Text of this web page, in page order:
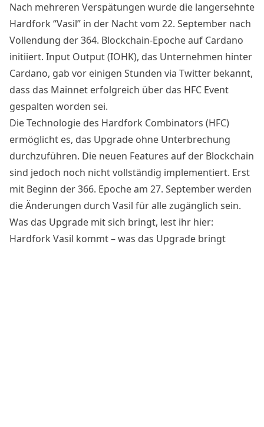
Nach mehreren Verspätungen wurde die langersehnte
Hardfork “Vasil” in der Nacht vom 22. September nach
Vollendung der 364. Blockchain-Epoche auf Cardano
initiiert. Input Output (IOHK), das Unternehmen hinter
Cardano, gab vor einigen Stunden via Twitter bekannt,
dass das Mainnet erfolgreich über das HFC Event
gespalten worden sei.
Die Technologie des Hardfork Combinators (HFC)
ermöglicht es, das Upgrade ohne Unterbrechung
durchzuführen. Die neuen Features auf der Blockchain
sind jedoch noch nicht vollständig implementiert. Erst
mit Beginn der 366. Epoche am 27. September werden
die Änderungen durch Vasil für alle zugänglich sein.
Was das Upgrade mit sich bringt, lest ihr hier:
Hardfork Vasil kommt – was das Upgrade bringt